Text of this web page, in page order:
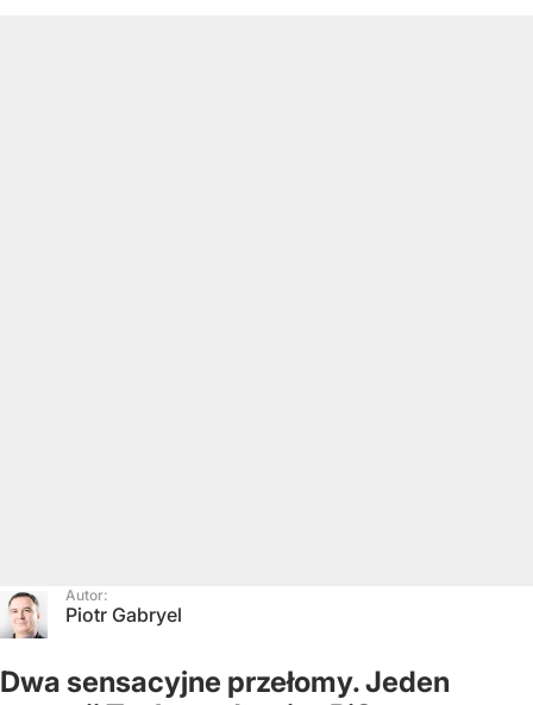
Autor:
Piotr Gabryel
Dwa sensacyjne przełomy. Jeden